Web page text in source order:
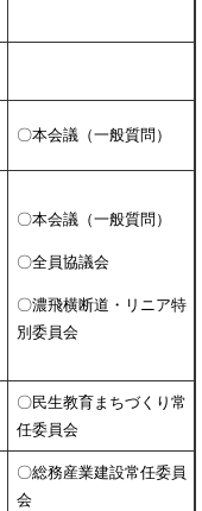
〇本会議（一般質問）
〇本会議（一般質問）
〇全員協議会
〇濃飛横断道・リニア特
別委員会
〇民生教育まちづくり常
任委員会
〇総務産業建設常任委員
会